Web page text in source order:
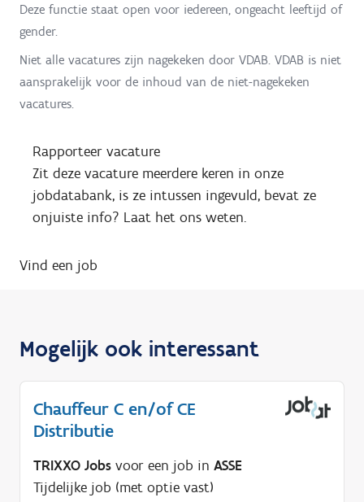
Deze functie staat open voor iedereen, ongeacht leeftijd of
gender.
Niet alle vacatures zijn nagekeken door VDAB. VDAB is niet
aansprakelijk voor de inhoud van de niet-nagekeken
vacatures.
Rapporteer vacature
Zit deze vacature meerdere keren in onze
jobdatabank, is ze intussen ingevuld, bevat ze
onjuiste info? Laat het ons weten.
Vind een job
Mogelijk ook interessant
Chauffeur C en/of CE
Distributie
TRIXXO Jobs voor een job in ASSE
Tijdelijke job (met optie vast)